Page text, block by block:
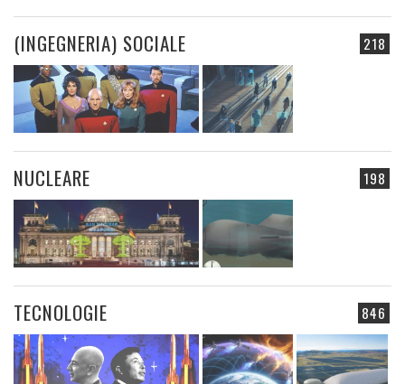
218
(INGEGNERIA) SOCIALE
198
NUCLEARE
846
TECNOLOGIE